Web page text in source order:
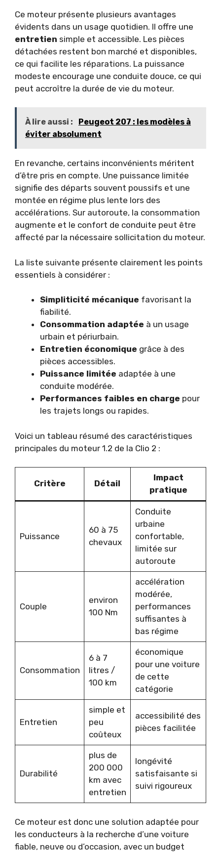
Ce moteur présente plusieurs avantages
évidents dans un usage quotidien. Il offre une
entretien simple et accessible. Les pièces
détachées restent bon marché et disponibles,
ce qui facilite les réparations. La puissance
modeste encourage une conduite douce, ce qui
peut accroître la durée de vie du moteur.
À lire aussi :
Peugeot 207 : les modèles à
éviter absolument
En revanche, certains inconvénients méritent
d’être pris en compte. Une puissance limitée
signifie des départs souvent poussifs et une
montée en régime plus lente lors des
accélérations. Sur autoroute, la consommation
augmente et le confort de conduite peut être
affecté par la nécessaire sollicitation du moteur.
La liste suivante présente clairement les points
essentiels à considérer :
Simpliticité mécanique favorisant la
fiabilité.
Consommation adaptée à un usage
urbain et périurbain.
Entretien économique grâce à des
pièces accessibles.
Puissance limitée adaptée à une
conduite modérée.
Performances faibles en charge pour
les trajets longs ou rapides.
Voici un tableau résumé des caractéristiques
principales du moteur 1.2 de la Clio 2 :
Critère Détail
Impact
pratique
Puissance
60 à 75
chevaux
Conduite
urbaine
confortable,
limitée sur
autoroute
Couple
environ
100 Nm
accélération
modérée,
performances
suffisantes à
bas régime
Consommation
6 à 7
litres /
100 km
économique
pour une voiture
de cette
catégorie
Entretien
simple et
peu
coûteux
accessibilité des
pièces facilitée
Durabilité
plus de
200 000
km avec
entretien
longévité
satisfaisante si
suivi rigoureux
Ce moteur est donc une solution adaptée pour
les conducteurs à la recherche d’une voiture
fiable, neuve ou d’occasion, avec un budget